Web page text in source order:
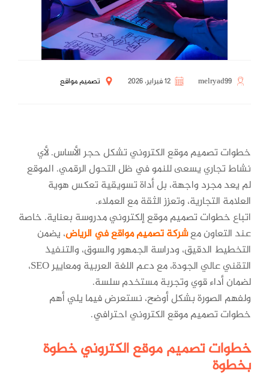
melryad99 12 فبراير، 2026 تصميم مواقع
خطوات تصميم موقع الكتروني تشكل حجر الأساس. لأي
نشاط تجاري يسعى للنمو في ظل التحول الرقمي. الموقع
لم يعد مجرد واجهة، بل أداة تسويقية تعكس هوية
العلامة التجارية، وتعزز الثقة مع العملاء.
اتباع خطوات تصميم موقع إلكتروني مدروسة بعناية. خاصة
عند التعاون معشركة تصميم مواقع في الرياض، يضمن
التخطيط الدقيق، ودراسة الجمهور والسوق، والتنفيذ
التقني عالي الجودة، مع دعم اللغة العربية ومعايير SEO،
لضمان أداء قوي وتجربة مستخدم سلسة.
ولفهم الصورة بشكل أوضح، نستعرض فيما يلي أهم
خطوات تصميم موقع الكتروني احترافي.
خطوات تصميم موقع الكتروني خطوة
بخطوة